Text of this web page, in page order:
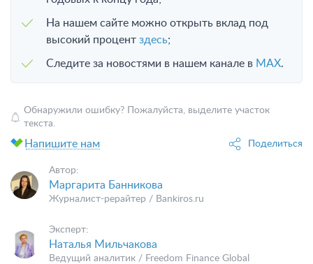
На нашем сайте можно открыть вклад под
высокий процент здесь;
Следите за новостями в нашем канале в MAX.
Обнаружили ошибку? Пожалуйста, выделите участок
текста.
Напишите нам Поделиться
Автор:
Маргарита Банникова
Журналист-рерайтер / Bankiros.ru
Эксперт:
Наталья Мильчакова
Ведущий аналитик / Freedom Finance Global